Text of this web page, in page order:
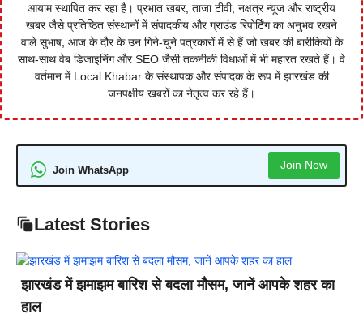
आयाम स्थापित कर रहा है। प्रभात खबर, ताजा टीवी, नक्षत्र न्यूज और राष्ट्रीय
खबर जैसे प्रतिष्ठित संस्थानों में संपादकीय और ग्राउंड रिपोर्टिंग का अनुभव रखने
वाले सुभाष, आज के दौर के उन गिने-चुने पत्रकारों में से हैं जो खबर की बारीकियों के
साथ-साथ वेब डिजाइनिंग और SEO जैसी तकनीकी विधाओं में भी महारत रखते हैं। वे
वर्तमान में Local Khabar के संस्थापक और संपादक के रूप में झारखंड की
जनपक्षीय खबरों का नेतृत्व कर रहे हैं।
Join WhatsApp Join Now
Latest Stories
झारखंड में झमाझम बारिश से बदला मौसम, जानें आपके शहर का
हाल